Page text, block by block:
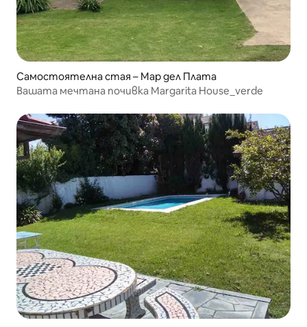
Самостоятелна стая – Мар дел Плата
Вашата мечтана почивка Margarita House_verde